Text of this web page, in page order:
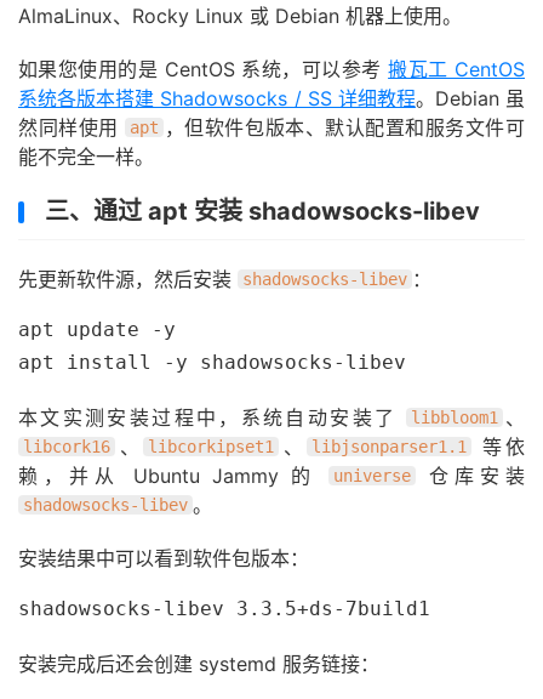
AlmaLinux、Rocky Linux 或 Debian 机器上使用。
如果您使用的是 CentOS 系统，可以参考搬瓦工 CentOS
系统各版本搭建 Shadowsocks / SS 详细教程。Debian 虽
然同样使用
apt ，但软件包版本、默认配置和服务文件可
能不完全一样。
三、通过 apt 安装 shadowsocks-libev
先更新软件源，然后安装 shadowsocks-libev ：
apt update -y
apt install -y shadowsocks-libev
本文实测安装过程中，系统自动安装了 libbloom1 、
libcork16 、 libcorkipset1 、 libjsonparser1.1
等依
赖，并从 Ubuntu Jammy 的
universe 仓库安装
shadowsocks-libev 。
安装结果中可以看到软件包版本：
shadowsocks-libev 3.3.5+ds-7build1
安装完成后还会创建 systemd 服务链接：